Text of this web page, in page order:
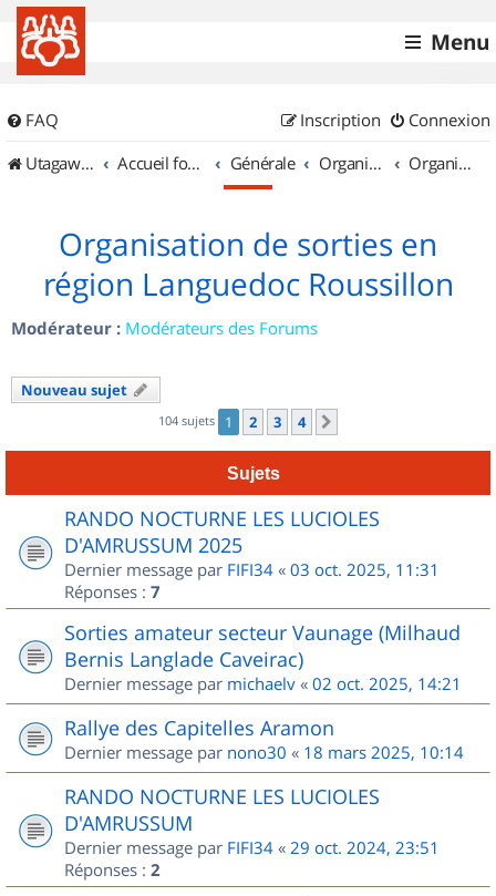
Menu
FAQ Connexion
Inscription
UtagawaVTT (Randos VTT et VTTAE avec traces GPS)
Accueil forum Générale Organisation de sorties & Recherche de partenaires Organisation de sorties en région Languedoc Roussillon
Organisation de sorties en
région Languedoc Roussillon
Modérateur : Modérateurs des Forums
Nouveau sujet
104 sujets 1 2 3 4
Sujets
RANDO NOCTURNE LES LUCIOLES
D'AMRUSSUM 2025
Dernier message par FIFI34 « 03 oct. 2025, 11:31
Réponses : 7
Sorties amateur secteur Vaunage (Milhaud
Bernis Langlade Caveirac)
Dernier message par michaelv « 02 oct. 2025, 14:21
Rallye des Capitelles Aramon
Dernier message par nono30 « 18 mars 2025, 10:14
RANDO NOCTURNE LES LUCIOLES
D'AMRUSSUM
Dernier message par FIFI34 « 29 oct. 2024, 23:51
Réponses : 2